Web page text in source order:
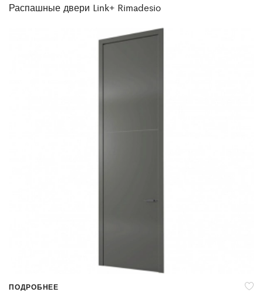
Распашные двери Link+ Rimadesio
ПОДРОБНЕЕ